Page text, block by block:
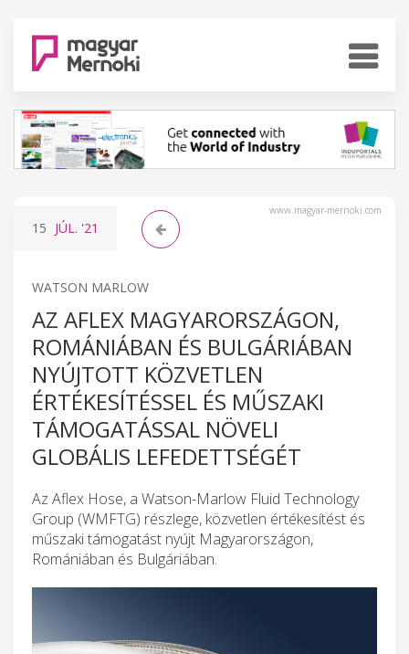
www.magyar-mernoki.com
15 JÚL. '21
WATSON MARLOW
AZ AFLEX MAGYARORSZÁGON,
ROMÁNIÁBAN ÉS BULGÁRIÁBAN
NYÚJTOTT KÖZVETLEN
ÉRTÉKESÍTÉSSEL ÉS MŰSZAKI
TÁMOGATÁSSAL NÖVELI
GLOBÁLIS LEFEDETTSÉGÉT
Az Aflex Hose, a Watson-Marlow Fluid Technology
Group (WMFTG) részlege, közvetlen értékesítést és
műszaki támogatást nyújt Magyarországon,
Romániában és Bulgáriában.